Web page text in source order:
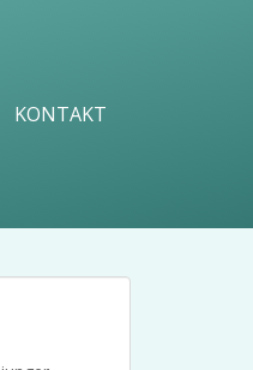
KONTAKT